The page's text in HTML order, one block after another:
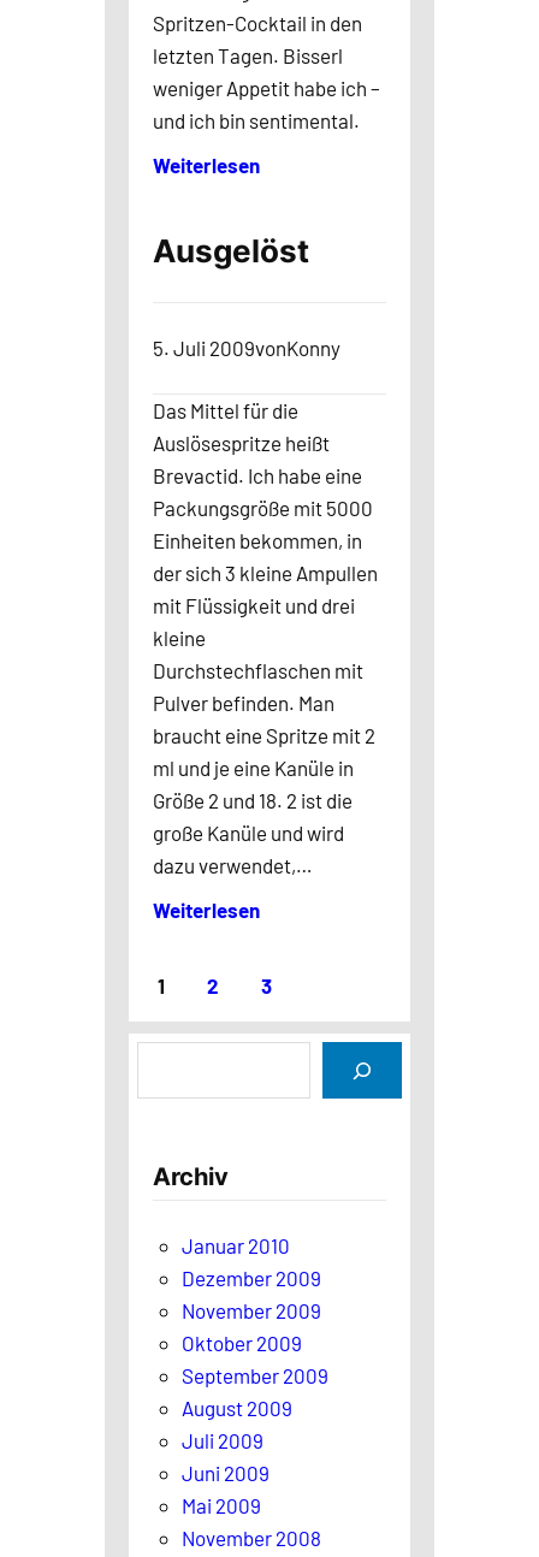
Spritzen-Cocktail in den
letzten Tagen. Bisserl
weniger Appetit habe ich –
und ich bin sentimental.
Weiterlesen
Ausgelöst
5. Juli 2009vonKonny
Das Mittel für die
Auslösespritze heißt
Brevactid. Ich habe eine
Packungsgröße mit 5000
Einheiten bekommen, in
der sich 3 kleine Ampullen
mit Flüssigkeit und drei
kleine
Durchstechflaschen mit
Pulver befinden. Man
braucht eine Spritze mit 2
ml und je eine Kanüle in
Größe 2 und 18. 2 ist die
große Kanüle und wird
dazu verwendet,…
Weiterlesen
1 2 3
Archiv
Januar 2010
Dezember 2009
November 2009
Oktober 2009
September 2009
August 2009
Juli 2009
Juni 2009
Mai 2009
November 2008